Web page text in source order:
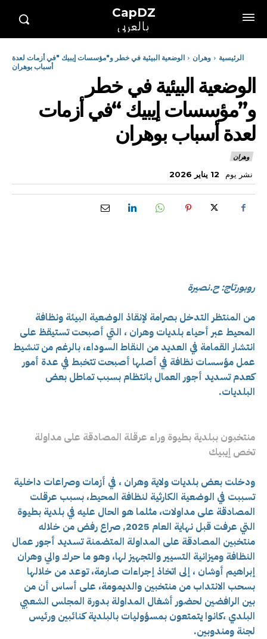
CapDZ
بالعربي
الرئيسية وهران
الوضعية البيئية في خطر و"مؤسسات إيبيك "في أزمات لعدة
أسباب بوهران
الوضعية البيئية في خطر
و”مؤسسات إيبيك “في أزمات
لعدة أسباب بوهران
وهران
نشر يوم 12 يناير 2026
روبورتاج: ح.نصيرة
من المنتظر التدخل بصرامة لإنقاذ الوضعية البيئة ونظافة
المحيط عبر أحياء بلديات وهران ، التي أصبحت تستيقظ على
انتشار القمامة في العديد من النقاط السوداء، بالرغم من تنشيط
عمل مؤسسات نظافة في أصلها أصبحت تتخبط في عدة أمور
كعدم تسديد أجور العمال بانتظام بسبب تماطل بعض
البلديات.
منتخبون ببلدية بطيوة وراء عرقلة المصادقة على مداولة
تخص إيبيك
ودخلت بعض بلديات ولاية وهران ، في أزمات وصراعات داخلية
تسببت في الوضعية الكارثية لنظافة المحيط، بسبب عرقلت
المصادقة على مداولات، مثلما هو الحال عليه في بلدية بطيوة
التي عرفت قبل نهاية العام 2025, صراع رفض من خلاله
منتخبين المصادقة على المداولة المتضمنة تسديد أجور عمال
النظافة وميزانية التسيير والتجهيز لها، وهو ما حرك والي وهران
إبراهيم أوشان ، إلى اتخاذ إجراءات صارمة، توعد من خلالها
بسحب الانتداب من منتخبين والديمومة، على أساس أن من
بين الرافضين لحضور أشغال المداولة بدورة المجلس الشعبي
البلدي ،كانوا يتمتعون بمسؤوليات بالبلدية كنائبين ورئيس
لجنة ومندوبين.